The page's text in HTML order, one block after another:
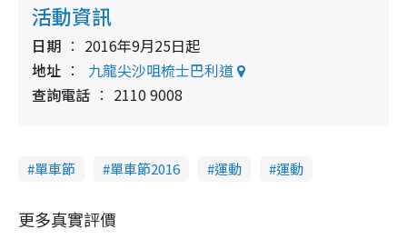
活動資訊
日期
2016年9月25日起
地址
九龍尖沙咀梳士巴利道
查詢電話
2110 9008
單車節 單車節2016 運動 運動
更多真實評價